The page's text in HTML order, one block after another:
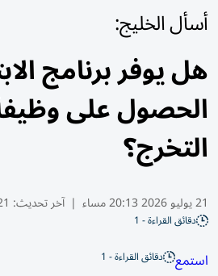
أسأل الخليج:
هل يوفر برنامج
الحصول على
التخرج؟
21 يوليو 2026 20:13 مساء | آخر تحديث: 21
دقائق القراءة - 1
استمع دقائق القراءة - 1